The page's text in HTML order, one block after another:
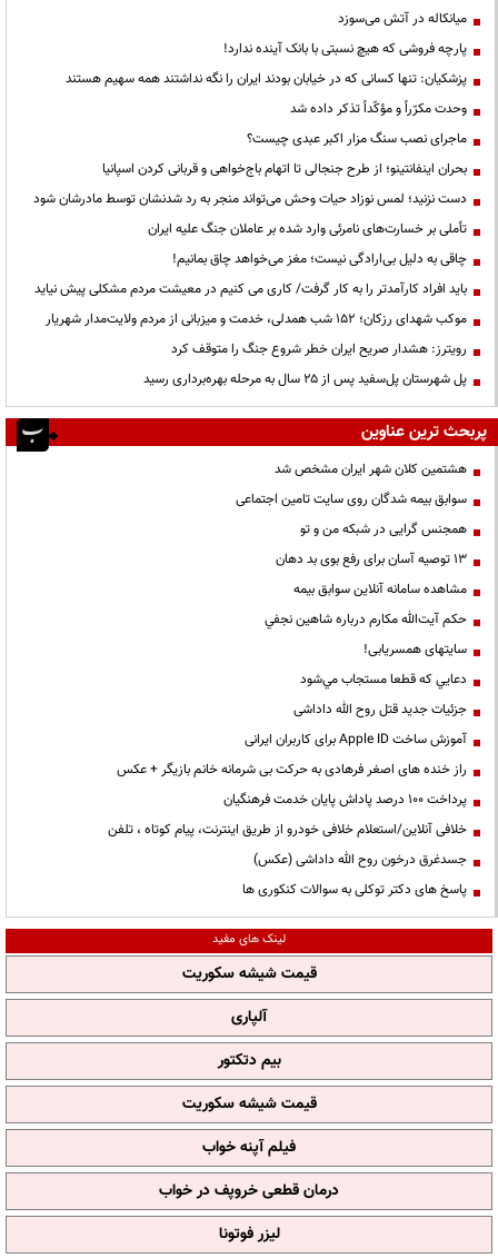
میانکاله در آتش می‌سوزد
پارچه فروشی که هیچ نسبتی با بانک آینده ندارد!
پزشکیان: تنها کسانی که در خیابان بودند ایران را نگه نداشتند همه سهیم هستند
وحدت مکرّراً و مؤکّداً تذکر داده شد
ماجرای نصب سنگ مزار اکبر عبدی چیست؟
بحران اینفانتینو؛ از طرح جنجالی تا اتهام باج‌خواهی و قربانی کردن اسپانیا
دست نزنید؛ لمس نوزاد حیات وحش می‌تواند منجر به رد شدنشان توسط مادرشان شود
تأملی بر خسارت‌های نامرئی وارد شده بر عاملان جنگ علیه ایران
چاقی به دلیل بی‌ارادگی نیست؛ مغز می‌خواهد چاق بمانیم!
باید افراد کارآمدتر را به کار گرفت/ کاری می کنیم در معیشت مردم مشکلی پیش نیاید
موکب شهدای رزکان؛ ۱۵۲ شب همدلی، خدمت و میزبانی از مردم ولایت‌مدار شهریار
رویترز: هشدار صریح ایران خطر شروع جنگ را متوقف کرد
پل شهرستان پل‌سفید پس از ۲۵ سال به مرحله بهره‌برداری رسید
پربحث ترین عناوین
هشتمین کلان شهر ایران مشخص شد
سوابق بیمه شدگان روی سایت تامین اجتماعی
همجنس گرایی در شبکه من و تو
13 توصیه آسان برای رفع بوی بد دهان
مشاهده سامانه آنلاين سوابق بیمه
حكم آيت‌الله مكارم درباره شاهين نجفي
سایتهای همسریابی!
دعايي كه قطعا مستجاب مي‌شود
جزئیات جدید قتل روح الله داداشی
آموزش ساخت Apple ID برای کاربران ایرانی
راز خنده های اصغر فرهادی به حرکت بی شرمانه خانم بازیگر + عکس
پرداخت ۱۰۰ درصد پاداش پایان خدمت فرهنگیان
خلافی آنلاین/استعلام خلافی خودرو از طریق اینترنت، پیام کوتاه ، تلفن
جسدغرق درخون روح الله داداشی (عکس)
پاسخ های دکتر توکلی به سوالات کنکوری ها
لینک های مفید
قیمت شیشه سکوریت
آلپاری
بیم دتکتور
قیمت شیشه سکوریت
فیلم آپنه خواب
درمان قطعی خروپف در خواب
لیزر فوتونا